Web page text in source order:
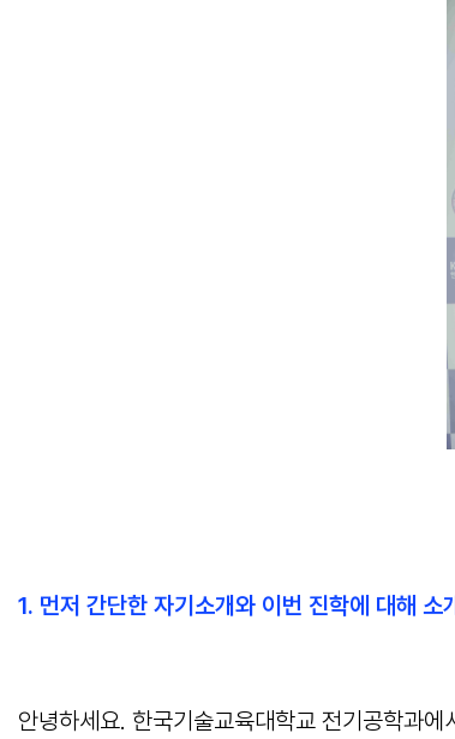
1. 먼저 간단한 자기소개와 이번 진학에 대해 소
안녕하세요. 한국기술교육대학교 전기공학과